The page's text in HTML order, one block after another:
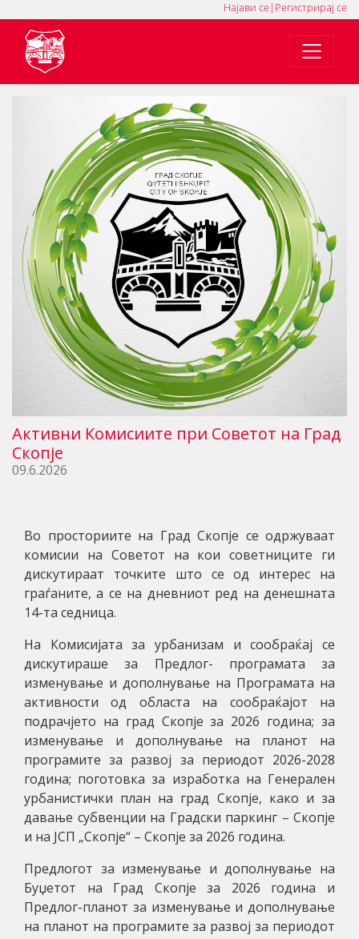
Регистрирај се
|
Најави се
Активни Комисиите при Советот на Град
Скопје
09.6.2026
Во просториите на Град Скопје се одржуваат
комисии на Советот на кои советниците ги
дискутираат точките што се од интерес на
граѓаните, а се на дневниот ред на денешната
14-та седница.
На Комисијата за урбанизам и сообраќај се
дискутираше за Предлог- програмата за
изменување и дополнување на Програмата на
активности од областа на сообраќајот на
подрачјето на град Скопје за 2026 година; за
изменување и дополнување на планот на
програмите за развој за периодот 2026-2028
година; поготовка за изработка на Генерален
урбанистички план на град Скопје, како и за
давање субвенции на Градски паркинг – Скопје
и на ЈСП „Скопје“ – Скопје за 2026 година.
Предлогот за изменување и дополнување на
Буџетот на Град Скопје за 2026 година и
Предлог-планот за изменување и дополнување
на планот на програмите за развој за периодот